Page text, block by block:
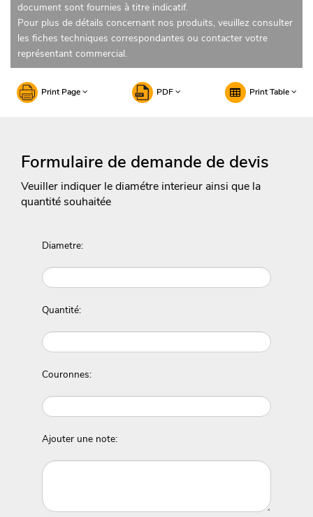
document sont fournies à titre indicatif.
Pour plus de détails concernant nos produits, veuillez consulter
les fiches techniques correspondantes ou contacter votre
représentant commercial.
Print Page PDF Print Table
Formulaire de demande de devis
Veuiller indiquer le diamétre interieur ainsi que la
quantité souhaitée
Diametre:
Quantité:
Couronnes:
Ajouter une note: